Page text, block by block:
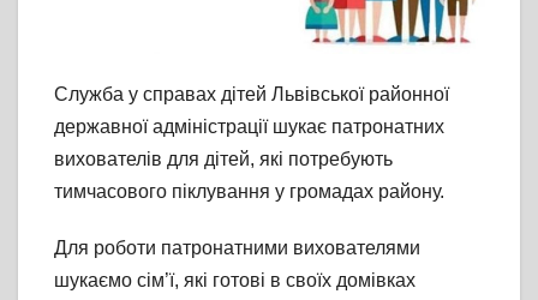
Служба у справах дітей Львівської районної
державної адміністрації шукає патронатних
вихователів для дітей, які потребують
тимчасового піклування у громадах району.
Для роботи патронатними вихователями
шукаємо сім’ї, які готові в своїх домівках